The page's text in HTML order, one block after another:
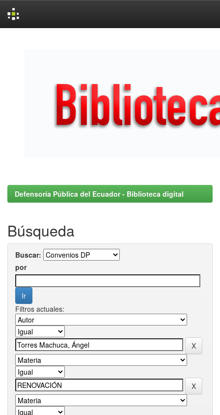
Defensoría Pública del Ecuador - Biblioteca digital
Búsqueda
Buscar:
por
Filtros actuales: